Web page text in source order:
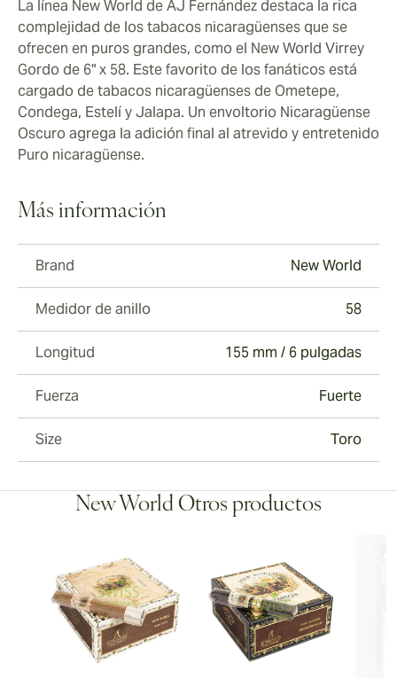
La línea New World de AJ Fernández destaca la rica
complejidad de los tabacos nicaragüenses que se
ofrecen en puros grandes, como el New World Virrey
Gordo de 6" x 58. Este favorito de los fanáticos está
cargado de tabacos nicaragüenses de Ometepe,
Condega, Estelí y Jalapa. Un envoltorio Nicaragüense
Oscuro agrega la adición final al atrevido y entretenido
Puro nicaragüense.
Más información
Brand New World
Medidor de anillo 58
Longitud 155 mm / 6 pulgadas
Fuerza Fuerte
Size Toro
New World Otros productos